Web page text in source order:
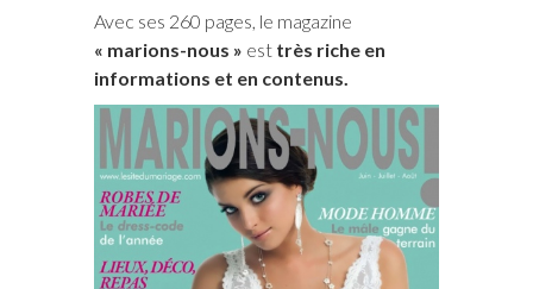
Avec ses 260 pages, le magazine
« marions-nous » est très riche en
informations et en contenus.